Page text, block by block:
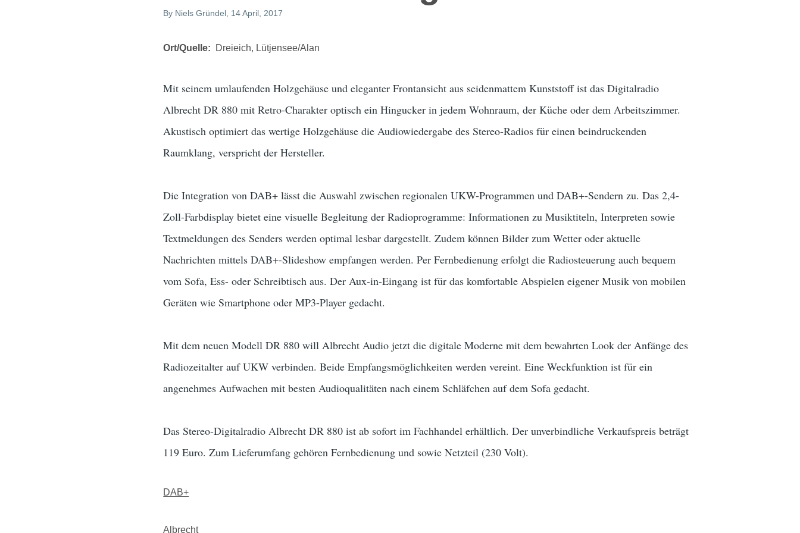
By Niels Gründel , 14 April, 2017
Ort/Quelle Dreieich, Lütjensee/Alan
Mit seinem umlaufenden Holzgehäuse und eleganter Frontansicht aus seidenmattem Kunststoff ist das Digitalradio
Albrecht DR 880 mit Retro-Charakter optisch ein Hingucker in jedem Wohnraum, der Küche oder dem Arbeitszimmer.
Akustisch optimiert das wertige Holzgehäuse die Audiowiedergabe des Stereo-Radios für einen beindruckenden
Raumklang, verspricht der Hersteller.
Die Integration von DAB+ lässt die Auswahl zwischen regionalen UKW-Programmen und DAB+-Sendern zu. Das 2,4-
Zoll-Farbdisplay bietet eine visuelle Begleitung der Radioprogramme: Informationen zu Musiktiteln, Interpreten sowie
Textmeldungen des Senders werden optimal lesbar dargestellt. Zudem können Bilder zum Wetter oder aktuelle
Nachrichten mittels DAB+-Slideshow empfangen werden. Per Fernbedienung erfolgt die Radiosteuerung auch bequem
vom Sofa, Ess- oder Schreibtisch aus. Der Aux-in-Eingang ist für das komfortable Abspielen eigener Musik von mobilen
Geräten wie Smartphone oder MP3-Player gedacht.
Mit dem neuen Modell DR 880 will Albrecht Audio jetzt die digitale Moderne mit dem bewahrten Look der Anfänge des
Radiozeitalter auf UKW verbinden. Beide Empfangsmöglichkeiten werden vereint. Eine Weckfunktion ist für ein
angenehmes Aufwachen mit besten Audioqualitäten nach einem Schläfchen auf dem Sofa gedacht.
Das Stereo-Digitalradio Albrecht DR 880 ist ab sofort im Fachhandel erhältlich. Der unverbindliche Verkaufspreis beträgt
119 Euro. Zum Lieferumfang gehören Fernbedienung und sowie Netzteil (230 Volt).
DAB+
Albrecht